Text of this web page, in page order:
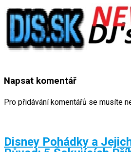
Napsat komentář
Pro přidávání komentářů se musíte
Disney Pohádky a